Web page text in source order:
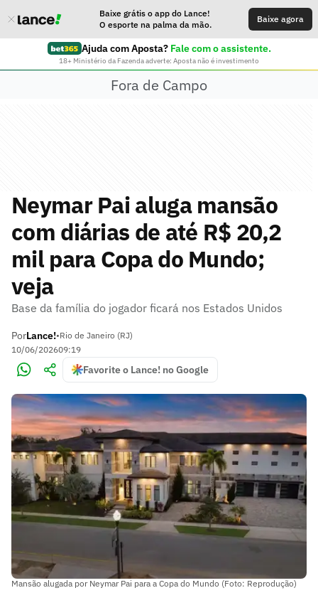
Baixe grátis o app do Lance!
O esporte na palma da mão.
Baixe agora
Ajuda com Aposta? Fale com o assistente.
18+ Ministério da Fazenda adverte: Aposta não é investimento
Fora de Campo
Neymar Pai aluga mansão
com diárias de até R$ 20,2
mil para Copa do Mundo;
veja
Base da família do jogador ficará nos Estados Unidos
PorLance!•Rio de Janeiro (RJ)
10/06/202609:19
Favorite o Lance! no Google
Mansão alugada por Neymar Pai para a Copa do Mundo (Foto: Reprodução)